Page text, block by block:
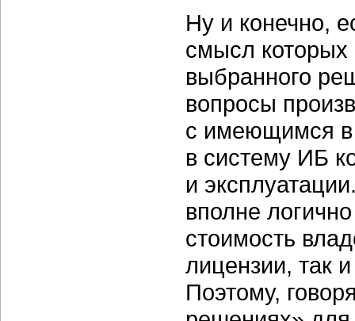
Ну и конечно,
смысл которых
выбранного
вопросы
с имеющимся в
в систему ИБ
и
вполне
стоимость
лицензии, так
Поэтому,